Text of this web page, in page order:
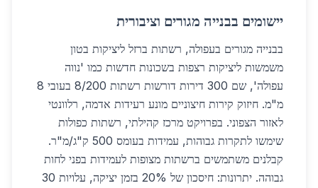
יישומים בבנייה מגורים וציבורית
בבנייה מגורים בעפולה, רשתות ברזל ליציקות בטון
משמשות ליציקות רצפות בשכונות חדשות כמו 'נווה
עפולה', שם 300 דירות דורשות רשתות 8/200 בעובי 8
מ"מ. חיזוק קירות חיצוניים מונע רעידות אדמה, רלוונטי
לאזור הצפוני. בפרויקט מרכז קהילתי, רשתות כפולות
שימשו לתקרות גבוהות, עמידות בעומס 500 ק"ג/מ"ר.
קבלנים משתמשים ברשתות מצופות לעמידות בפני לחות
גבוהה. יתרונות: חיסכון של 20% בזמן יציקה, עלויות 30